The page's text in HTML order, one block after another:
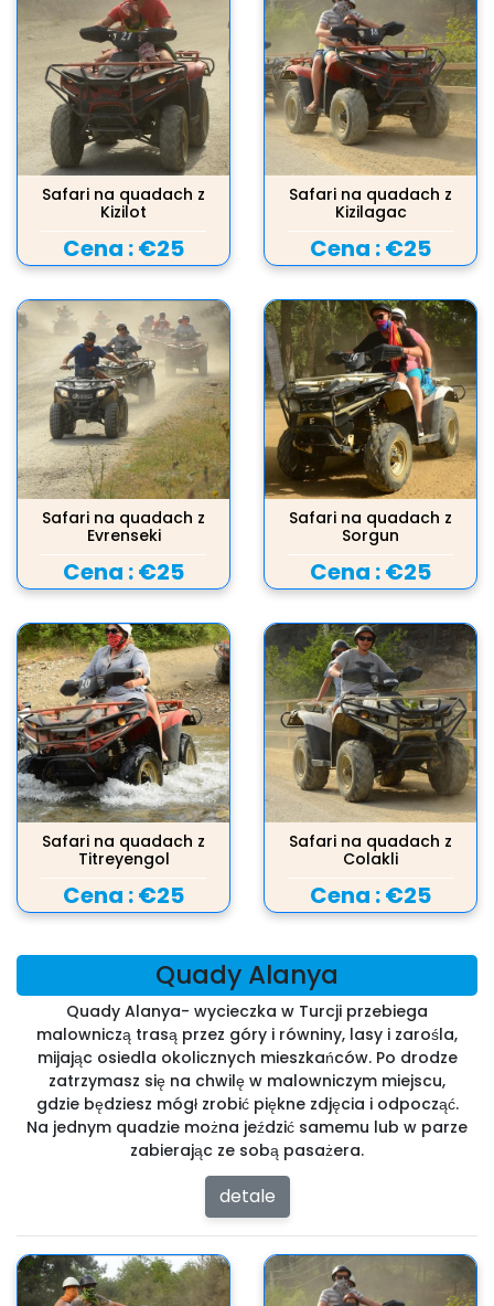
Safari na quadach z
Kizilot
Cena :€25
Safari na quadach z
Kizilagac
Cena :€25
Safari na quadach z
Evrenseki
Cena :€25
Safari na quadach z
Sorgun
Cena :€25
Safari na quadach z
Titreyengol
Cena :€25
Safari na quadach z
Colakli
Cena :€25
Quady Alanya
Quady Alanya- wycieczka w Turcji przebiega
malowniczą trasą przez góry i równiny, lasy i zarośla,
mijając osiedla okolicznych mieszkańców. Po drodze
zatrzymasz się na chwilę w malowniczym miejscu,
gdzie będziesz mógł zrobić piękne zdjęcia i odpocząć.
Na jednym quadzie można jeździć samemu lub w parze
zabierając ze sobą pasażera.
detale